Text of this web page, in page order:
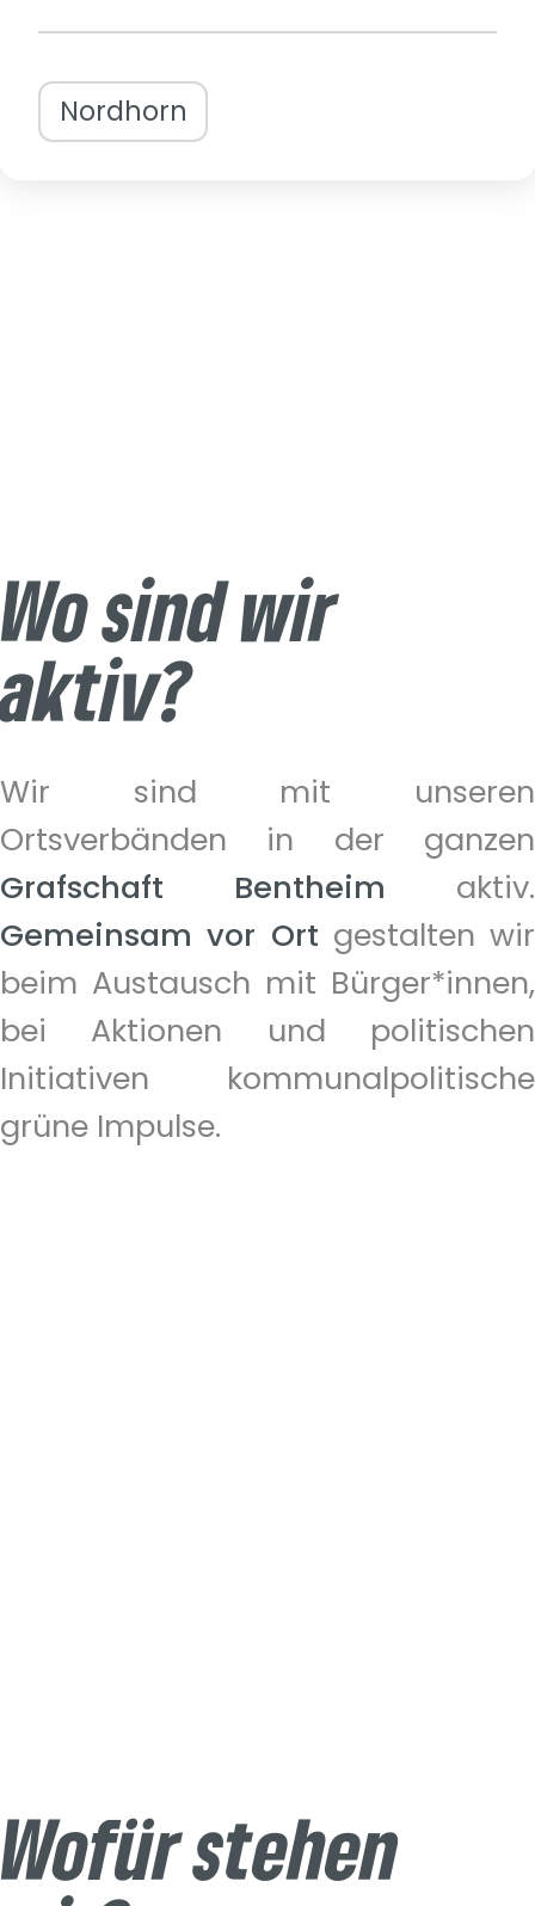
Nordhorn
Wo sind wir
aktiv?
Wir sind mit unseren
Ortsverbänden in der ganzen
Grafschaft Bentheim aktiv.
Gemeinsam vor Ort gestalten wir
beim Austausch mit Bürger*innen,
bei Aktionen und politischen
Initiativen kommunalpolitische
grüne Impulse.
Grafschaft
Bentheim
Bad
Bentheim
Wofür stehen